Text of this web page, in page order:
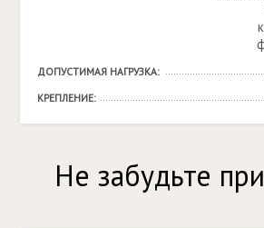
ДОПУСТИМАЯ НАГРУЗКА:
КРЕПЛЕНИЕ:
Не забудьте